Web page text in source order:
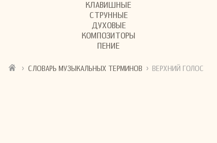
КЛАВИШНЫЕ
СТРУННЫЕ
ДУХОВЫЕ
КОМПОЗИТОРЫ
ПЕНИЕ
› СЛОВАРЬ МУЗЫКАЛЬНЫХ ТЕРМИНОВ › ВЕРХНИЙ ГОЛОС